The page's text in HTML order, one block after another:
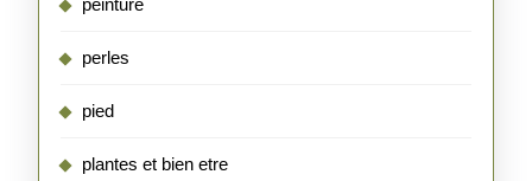
perles
pied
plantes et bien etre